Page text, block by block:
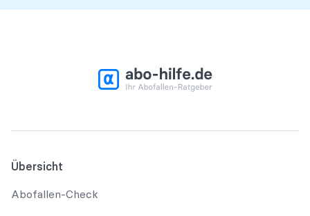
Übersicht
Abofallen-Check